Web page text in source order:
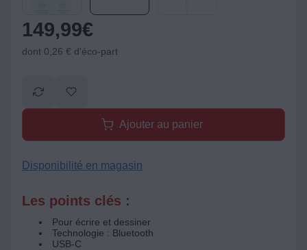
149,99€
dont 0,26 € d'éco-part
Ajouter au panier
Disponibilité en magasin
Les points clés :
Pour écrire et dessiner
Technologie : Bluetooth
USB-C